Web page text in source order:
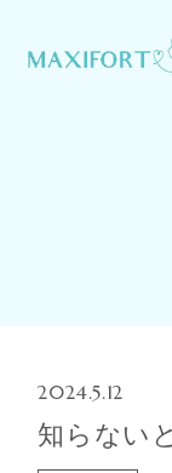
2024.5.12
知らない